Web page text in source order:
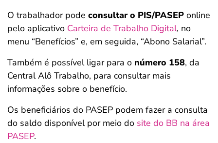
O trabalhador pode consultar o PIS/PASEP online
pelo aplicativo Carteira de Trabalho Digital, no
menu “Benefícios” e, em seguida, “Abono Salarial”.
Também é possível ligar para o número 158, da
Central Alô Trabalho, para consultar mais
informações sobre o benefício.
Os beneficiários do PASEP podem fazer a consulta
do saldo disponível por meio do site do BB na área
PASEP.